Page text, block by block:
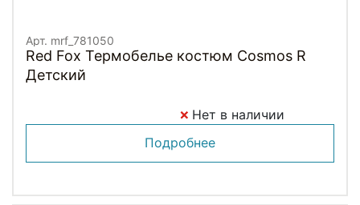
Арт. mrf_781050
Red Fox Термобелье костюм Cosmos R
Детский
Нет в наличии
Подробнее